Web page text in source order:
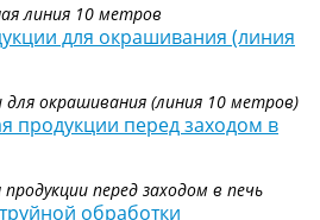
линия 10 метров
для окрашивания (линия 10 метров)
перед заходом в печь